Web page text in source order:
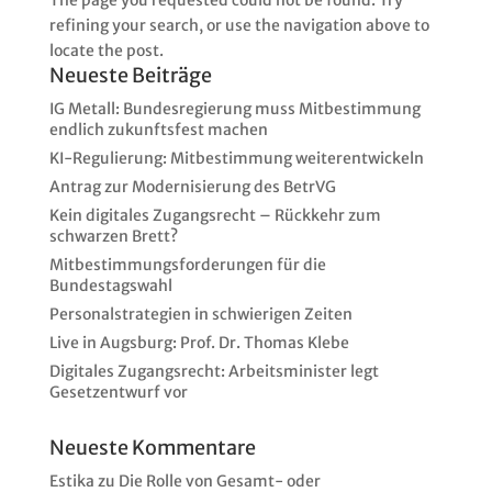
refining your search, or use the navigation above to
locate the post.
Neueste Beiträge
IG Metall: Bundesregierung muss Mitbestimmung
endlich zukunftsfest machen
KI-Regulierung: Mitbestimmung weiterentwickeln
Antrag zur Modernisierung des BetrVG
Kein digitales Zugangsrecht – Rückkehr zum
schwarzen Brett?
Mitbestimmungsforderungen für die
Bundestagswahl
Personalstrategien in schwierigen Zeiten
Live in Augsburg: Prof. Dr. Thomas Klebe
Digitales Zugangsrecht: Arbeitsminister legt
Gesetzentwurf vor
Neueste Kommentare
Estika zu Die Rolle von Gesamt- oder